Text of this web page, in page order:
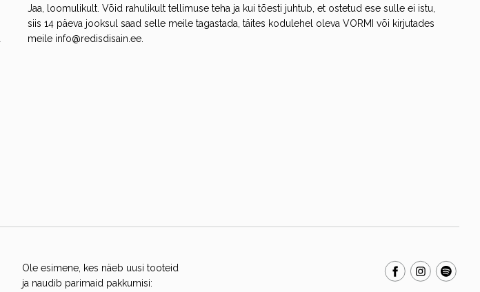
Jaa, loomulikult. Võid rahulikult tellimuse teha ja kui tõesti juhtub, et ostetud ese sulle ei istu,
siis 14 päeva jooksul saad selle meile tagastada, täites kodulehel oleva VORMI või kirjutades
meile info@redisdisain.ee.
Ole esimene, kes näeb uusi tooteid
ja naudib parimaid pakkumisi: